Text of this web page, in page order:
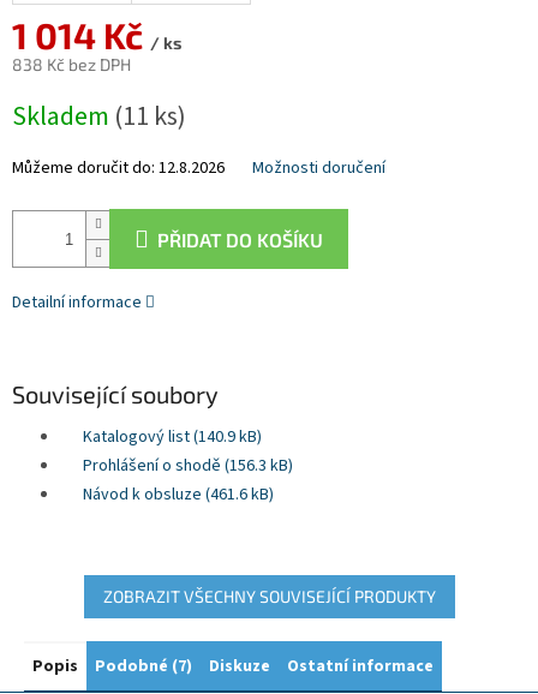
1 014 Kč / ks
838 Kč bez DPH
cena:
Skladem (11 ks)
Můžeme doručit do: 12.8.2026 Možnosti doručení
PŘIDAT DO KOŠÍKU
Detailní informace
Související soubory
Katalogový list (140.9 kB)
Prohlášení o shodě (156.3 kB)
Návod k obsluze (461.6 kB)
ZOBRAZIT VŠECHNY SOUVISEJÍCÍ PRODUKTY
Popis Podobné (7) Diskuze Ostatní informace